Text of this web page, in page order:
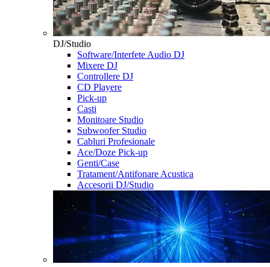
DJ/Studio
Software/Interfete Audio DJ
Mixere DJ
Controllere DJ
CD Playere
Pick-up
Casti
Monitoare Studio
Subwoofer Studio
Cabluri Profesionale
Ace/Doze Pick-up
Genti/Case
Tratament/Antifonare Acustica
Accesorii DJ/Studio